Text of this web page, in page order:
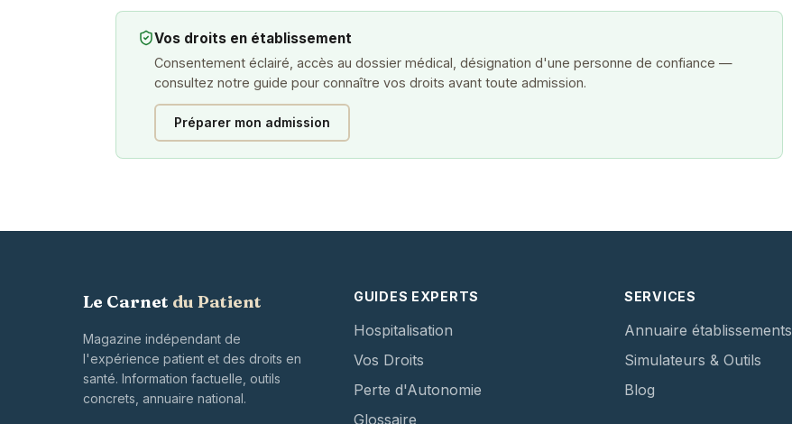
Vos droits en établissement
Consentement éclairé, accès au dossier médical, désignation d'une personne de confiance —
consultez notre guide pour connaître vos droits avant toute admission.
Préparer mon admission
Le Carnet du Patient
Magazine indépendant de
l'expérience patient et des droits en
santé. Information factuelle, outils
concrets, annuaire national.
GUIDES EXPERTS
Hospitalisation
Vos Droits
Perte d'Autonomie
Glossaire
SERVICES
Annuaire établissements
Simulateurs & Outils
Blog